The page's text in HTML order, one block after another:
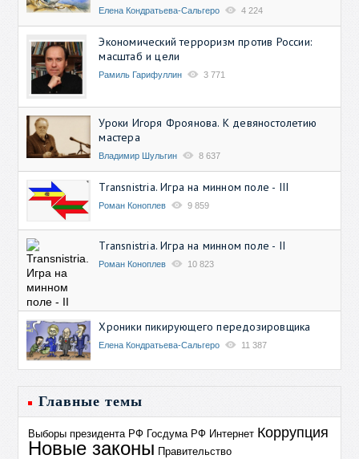
Елена Кондратьева-Сальгеро 4 224
Экономический терроризм против России:
масштаб и цели
Рамиль Гарифуллин 3 771
Уроки Игоря Фроянова. К девяностолетию
мастера
Владимир Шульгин 8 637
Transnistria. Игра на минном поле - III
Роман Коноплев 9 859
Transnistria. Игра на минном поле - II
Роман Коноплев 10 823
Хроники пикирующего передозировщика
Елена Кондратьева-Сальгеро 11 387
Главные темы
Выборы президента РФ Госдума РФ Интернет Коррупция
Новые законы Правительство